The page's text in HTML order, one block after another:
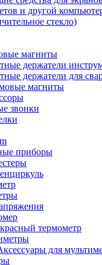
и другой
стекло)
магниты
держатели
держатели для
магниты
звонки
приборы
термометр
для